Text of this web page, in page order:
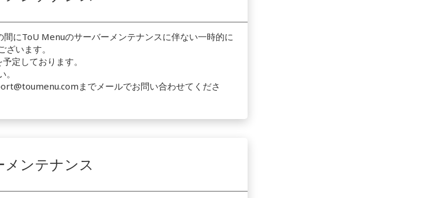
にToU Menuのサーバーメンテナンスに伴ない一時的に
います。
定しております。
までメールでお問い合わせてくださ
ンテナンス